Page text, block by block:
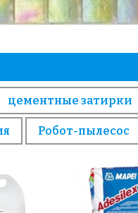
цементные затирки
Робот-пылесос